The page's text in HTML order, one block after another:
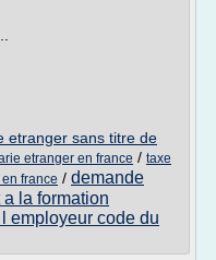
etranger sans titre de
etranger en france / taxe
france / demande
la formation
employeur code du